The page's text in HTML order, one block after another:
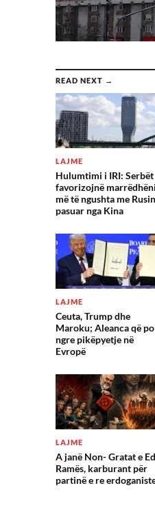
READ NEXT →
LAJME
Hulumtimi i IRI: Serbët
favorizojnë
më të ngushta me
pasuar nga Kina
LAJME
Ceuta, Trump dhe
Maroku; Aleanca që po
ngre pikëpyetje në
Evropë
LAJME
A janë Non- Gratat e
Ramës, karburant për
partinë e re